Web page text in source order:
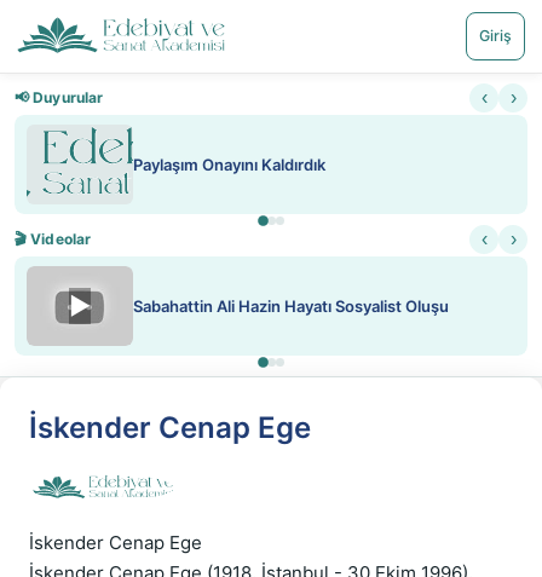
Giriş
📢 Duyurular ‹ ›
Paylaşım Onayını Kaldırdık
🎬 Videolar ‹ ›
▶ Sabahattin Ali Hazin Hayatı Sosyalist Oluşu
İskender Cenap Ege
İskender Cenap Ege